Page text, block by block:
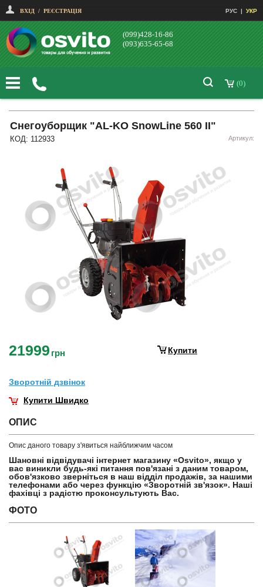
ВХІД / РЕЄСТРАЦІЯ РУС | УКР
(099)428-16-86
(093)635-65-68
(0)
Снегоуборщик "AL-KO SnowLine 560 II"
КОД: 112933 Артикул:
21999 грн Купити
Зворотнiй дзвiнок
Купити Швидко
ОПИС
Опис даного товару з'явиться найближчим часом
Шановні відвідувачі інтернет магазину «Osvito», якщо у
вас виникли будь-які питання пов'язані з даним товаром,
обов'язково зверніться в наш відділ продажів, за нашими
телефонами або через функцію «Зворотній зв'язок». Наші
фахівці з радістю проконсультують Вас.
ФОТО